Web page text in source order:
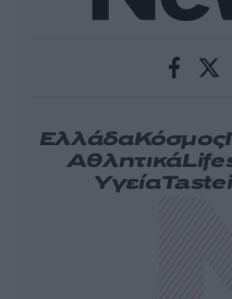
ΕλλάδαΚόσμος
Αθλητικά
Υγεία